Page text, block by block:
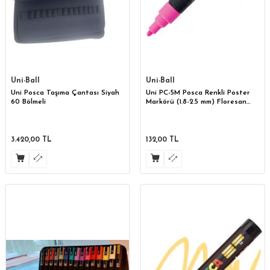
Uni-Ball
Uni Posca Taşıma Çantası Siyah
60 Bölmeli
3.420,00 TL
Uni-Ball
Uni PC-5M Posca Renkli Poster
Markörü (1.8-2.5 mm) Floresan
132,00 TL